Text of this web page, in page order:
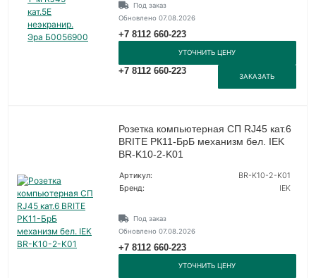
Под заказ
Обновлено 07.08.2026
+7 8112 660-223
УТОЧНИТЬ ЦЕНУ
+7 8112 660-223
ЗАКАЗАТЬ
Розетка компьютерная СП RJ45 кат.6
BRITE РК11-БрБ механизм бел. IEK
BR-K10-2-K01
Артикул:
BR-K10-2-K01
Бренд:
IEK
Под заказ
Обновлено 07.08.2026
+7 8112 660-223
УТОЧНИТЬ ЦЕНУ